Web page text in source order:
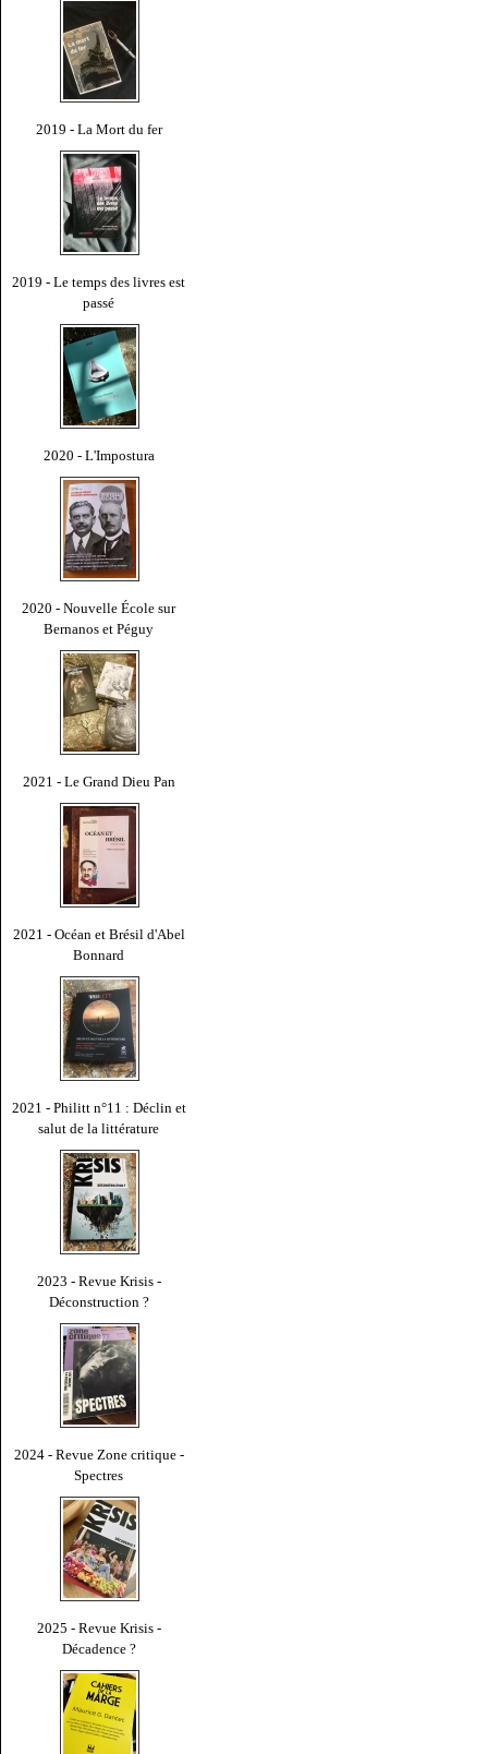
2019 - La Mort du fer
2019 - Le temps des livres est
passé
2020 - L'Impostura
2020 - Nouvelle École sur
Bernanos et Péguy
2021 - Le Grand Dieu Pan
2021 - Océan et Brésil d'Abel
Bonnard
2021 - Philitt n°11 : Déclin et
salut de la littérature
2023 - Revue Krisis -
Déconstruction ?
2024 - Revue Zone critique -
Spectres
2025 - Revue Krisis -
Décadence ?